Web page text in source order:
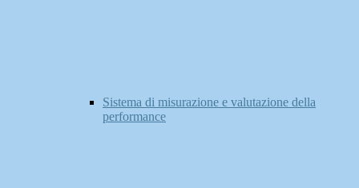
Sistema di misurazione e valutazione della
performance